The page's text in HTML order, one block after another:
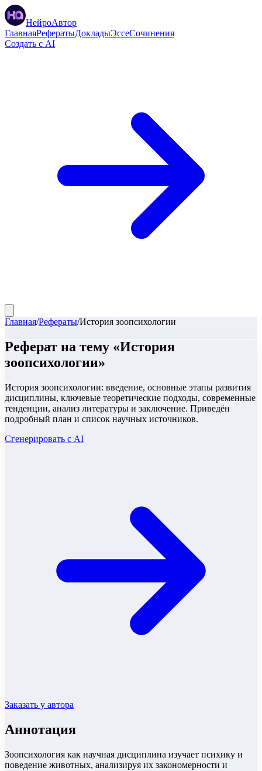
НейроАвтор
ГлавнаяРефератыДокладыЭссеСочинения
Создать с AI
Главная/Рефераты/История зоопсихологии
Реферат на тему «История
зоопсихологии»
История зоопсихологии: введение, основные этапы развития
дисциплины, ключевые теоретические подходы, современные
тенденции, анализ литературы и заключение. Приведён
подробный план и список научных источников.
Сгенерировать с AI
Заказать у автора
Аннотация
Зоопсихология как научная дисциплина изучает психику и
поведение животных, анализируя их закономерности и